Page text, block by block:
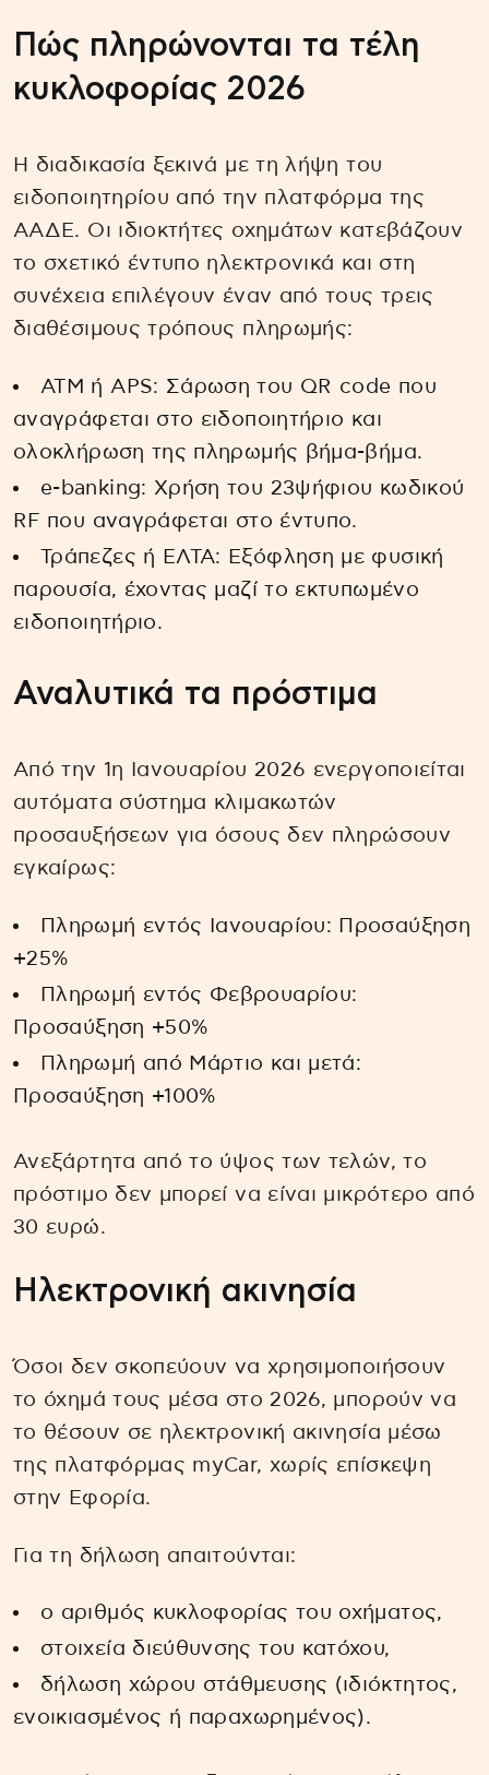
Πώς πληρώνονται τα τέλη
κυκλοφορίας 2026
Η διαδικασία ξεκινά με τη λήψη του
ειδοποιητηρίου από την πλατφόρμα της
ΑΑΔΕ. Οι ιδιοκτήτες οχημάτων κατεβάζουν
το σχετικό έντυπο ηλεκτρονικά και στη
συνέχεια επιλέγουν έναν από τους τρεις
διαθέσιμους τρόπους πληρωμής:
ATM ή APS: Σάρωση του QR code που
αναγράφεται στο ειδοποιητήριο και
ολοκλήρωση της πληρωμής βήμα-βήμα.
e-banking: Χρήση του 23ψήφιου κωδικού
RF που αναγράφεται στο έντυπο.
Τράπεζες ή ΕΛΤΑ: Εξόφληση με φυσική
παρουσία, έχοντας μαζί το εκτυπωμένο
ειδοποιητήριο.
Αναλυτικά τα πρόστιμα
Από την 1η Ιανουαρίου 2026 ενεργοποιείται
αυτόματα σύστημα κλιμακωτών
προσαυξήσεων για όσους δεν πληρώσουν
εγκαίρως:
Πληρωμή εντός Ιανουαρίου: Προσαύξηση
+25%
Πληρωμή εντός Φεβρουαρίου:
Προσαύξηση +50%
Πληρωμή από Μάρτιο και μετά:
Προσαύξηση +100%
Ανεξάρτητα από το ύψος των τελών, το
πρόστιμο δεν μπορεί να είναι μικρότερο από
30 ευρώ.
Ηλεκτρονική ακινησία
Όσοι δεν σκοπεύουν να χρησιμοποιήσουν
το όχημά τους μέσα στο 2026, μπορούν να
το θέσουν σε ηλεκτρονική ακινησία μέσω
της πλατφόρμας myCar, χωρίς επίσκεψη
στην Εφορία.
Για τη δήλωση απαιτούνται:
ο αριθμός κυκλοφορίας του οχήματος,
στοιχεία διεύθυνσης του κατόχου,
δήλωση χώρου στάθμευσης (ιδιόκτητος,
ενοικιασμένος ή παραχωρημένος).